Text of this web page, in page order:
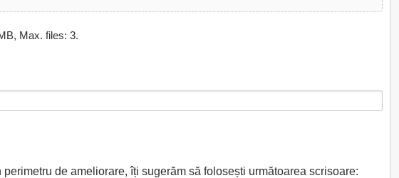
Max. files: 3.
de ameliorare, îți sugerăm să folosești următoarea scrisoare: